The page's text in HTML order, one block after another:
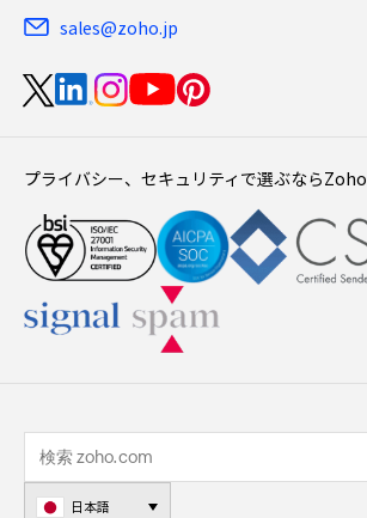
sales@zoho.jp
プライバシー、セキュリティで選ぶならZoho
日本語